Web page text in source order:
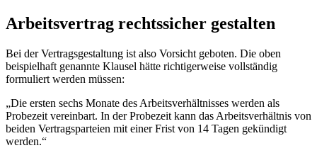
Arbeitsvertrag rechtssicher gestalten
Bei der Vertragsgestaltung ist also Vorsicht geboten. Die oben
beispielhaft genannte Klausel hätte richtigerweise vollständig
formuliert werden müssen:
„Die ersten sechs Monate des Arbeitsverhältnisses werden als
Probezeit vereinbart. In der Probezeit kann das Arbeitsverhältnis von
beiden Vertragsparteien mit einer Frist von 14 Tagen gekündigt
werden.“